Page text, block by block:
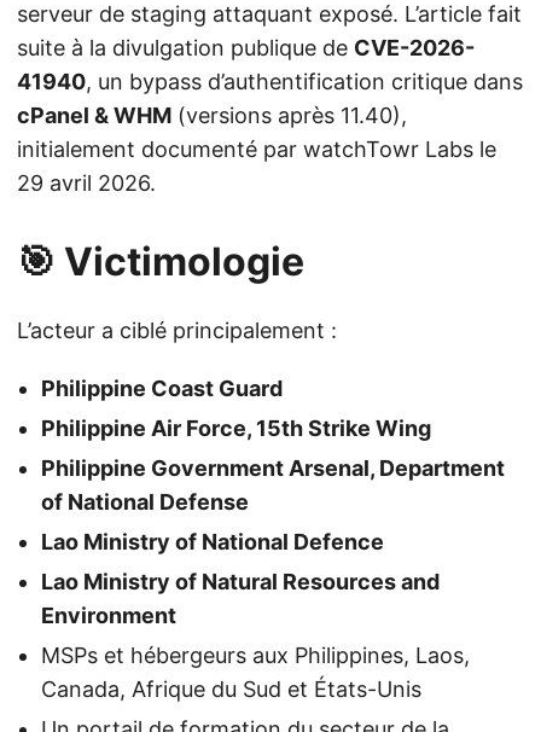
serveur de staging attaquant exposé. L’article fait
suite à la divulgation publique de CVE-2026-
41940, un bypass d’authentification critique dans
cPanel & WHM (versions après 11.40),
initialement documenté par watchTowr Labs le
29 avril 2026.
🎯 Victimologie
L’acteur a ciblé principalement :
Philippine Coast Guard
Philippine Air Force, 15th Strike Wing
Philippine Government Arsenal, Department
of National Defense
Lao Ministry of National Defence
Lao Ministry of Natural Resources and
Environment
MSPs et hébergeurs aux Philippines, Laos,
Canada, Afrique du Sud et États-Unis